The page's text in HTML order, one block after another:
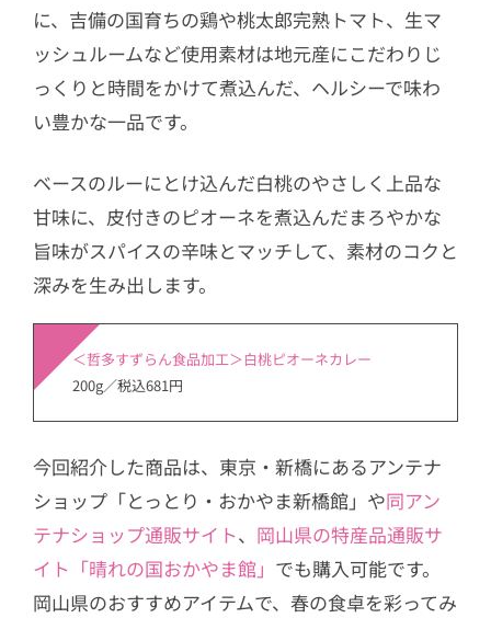
に、吉備の国育ちの鶏や桃太郎完熟トマト、生マ
ッシュルームなど使用素材は地元産にこだわりじ
っくりと時間をかけて煮込んだ、ヘルシーで味わ
い豊かな一品です。
ベースのルーにとけ込んだ白桃のやさしく上品な
甘味に、皮付きのピオーネを煮込んだまろやかな
旨味がスパイスの辛味とマッチして、素材のコクと
深みを生み出します。
＜哲多すずらん食品加工＞白桃ピオーネカレー
200g／税込681円
今回紹介した商品は、東京・新橋にあるアンテナ
ショップ「とっとり・おかやま新橋館」や同アン
テナショップ通販サイト、 岡山県の特産品通販サ
イト「晴れの国おかやま館」 でも購入可能です。
岡山県のおすすめアイテムで、春の食卓を彩ってみ